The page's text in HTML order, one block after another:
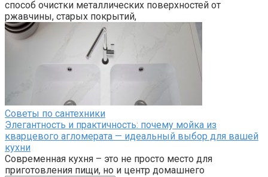
способ очистки металлических поверхностей от
ржавчины, старых покрытий,
Советы по сантехники
Элегантность и практичность: почему мойка из
кварцевого агломерата — идеальный выбор для вашей
кухни
Современная кухня – это не просто место для
приготовления пищи, но и центр домашнего